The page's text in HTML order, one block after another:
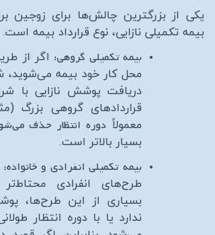
یکی از بزرگترین چالش‌ها برای زوجین
بیمه تکمیلی نازایی، نوع قرارداد بیمه است.
بیمه تکمیلی گروهی: اگر از
محل کار خود بیمه
دریافت پوشش نازایی با
معمولاً دوره انتظار حذف
بسیار بالاتر است.
بیمه تکمیلی انفرادی و خانواده:
طرح‌های انفرادی
بسیاری از این طرح‌ها،